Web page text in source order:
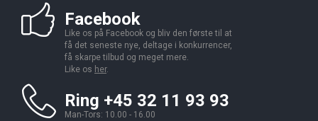
Facebook
Like os på Facebook og bliv den første til at
få det seneste nye, deltage i konkurrencer,
få skarpe tilbud og meget mere.
Like os her.
Ring +45 32 11 93 93
Man-Tors: 10.00 - 16.00